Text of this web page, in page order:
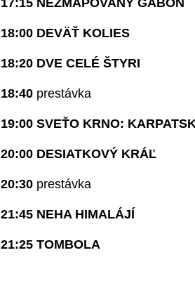
18:00 DEVÄŤ KOLIES
18:20 DVE CELÉ ŠTYRI
18:40 prestávka
19:00 SVEŤO KRNO:
20:00 DESIATKOVÝ KRÁĽ
20:30 prestávka
21:45 NEHA HIMALÁJÍ
21:25 TOMBOLA